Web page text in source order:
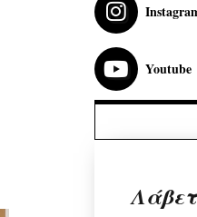
Youtube